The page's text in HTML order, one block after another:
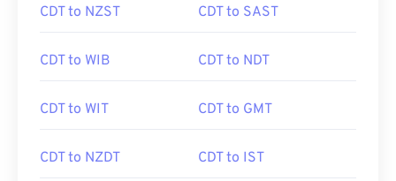
CDT to NZST CDT to SAST
CDT to WIB CDT to NDT
CDT to WIT CDT to GMT
CDT to NZDT CDT to IST